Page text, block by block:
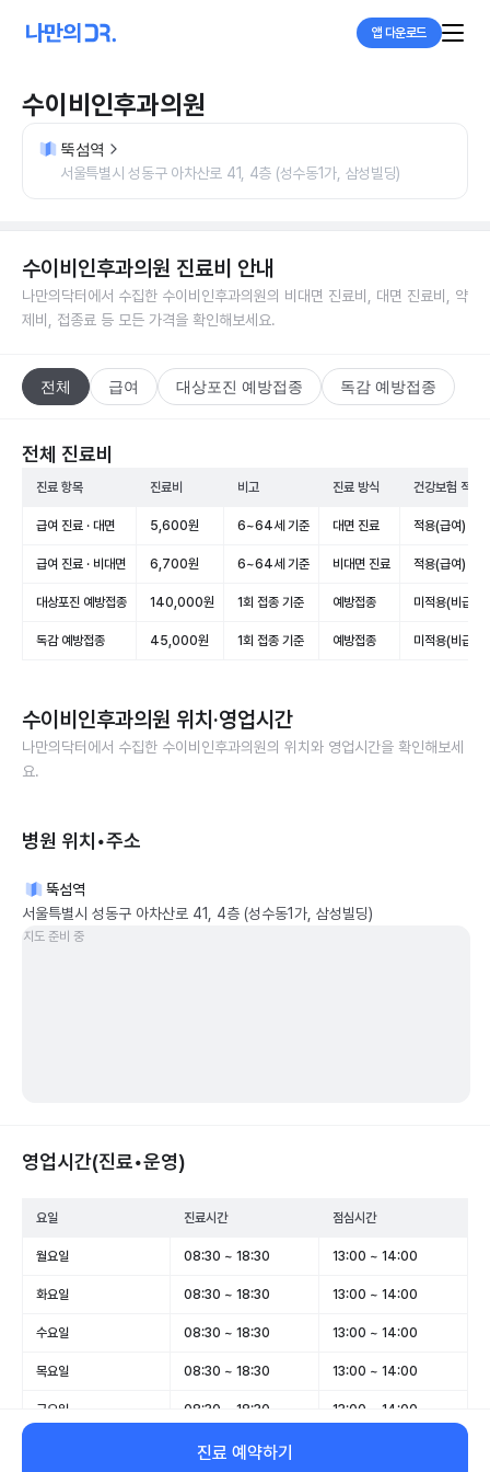
앱 다운로드
수이비인후과의원
뚝섬역
서울특별시 성동구 아차산로 41, 4층 (성수동1가, 삼성빌딩)
수이비인후과의원 진료비 안내
나만의닥터에서 수집한 수이비인후과의원의 비대면 진료비, 대면 진료비, 약
제비, 접종료 등 모든 가격을 확인해보세요.
전체 급여 대상포진 예방접종 독감 예방접종
전체 진료비
진료 항목 진료비 비고 진료 방식 건강보험 적용
급여 진료 · 대면 5,600원 6~64세 기준 대면 진료 적용(급여)
급여 진료 · 비대면 6,700원 6~64세 기준 비대면 진료 적용(급여)
대상포진 예방접종 140,000원 1회 접종 기준 예방접종 미적용(비급여)
독감 예방접종 45,000원 1회 접종 기준 예방접종 미적용(비급여)
수이비인후과의원 위치·영업시간
나만의닥터에서 수집한 수이비인후과의원의 위치와 영업시간을 확인해보세
요.
병원 위치•주소
뚝섬역
서울특별시 성동구 아차산로 41, 4층 (성수동1가, 삼성빌딩)
지도 준비 중
영업시간(진료•운영)
요일 진료시간 점심시간
월요일 08:30 ~ 18:30 13:00 ~ 14:00
화요일 08:30 ~ 18:30 13:00 ~ 14:00
수요일 08:30 ~ 18:30 13:00 ~ 14:00
목요일 08:30 ~ 18:30 13:00 ~ 14:00
금요일 08:30 ~ 18:30 13:00 ~ 14:00
08:30 ~ 13:00
진료 예약하기